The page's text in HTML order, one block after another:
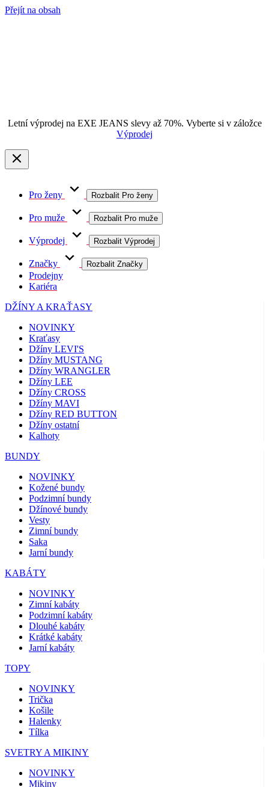
Přejít na obsah
Letní výprodej na EXE JEANS slevy až 70%. Vyberte si v záložce
Výprodej
Pro ženy Rozbalit Pro ženy
Pro muže Rozbalit Pro muže
Výprodej Rozbalit Výprodej
Značky Rozbalit Značky
Prodejny
Kariéra
DŽÍNY A KRAŤASY
NOVINKY
Kraťasy
Džíny LEVI'S
Džíny MUSTANG
Džíny WRANGLER
Džíny LEE
Džíny CROSS
Džíny MAVI
Džíny RED BUTTON
Džíny ostatní
Kalhoty
BUNDY
NOVINKY
Kožené bundy
Podzimní bundy
Džínové bundy
Vesty
Zimní bundy
Saka
Jarní bundy
KABÁTY
NOVINKY
Zimní kabáty
Podzimní kabáty
Dlouhé kabáty
Krátké kabáty
Jarní kabáty
TOPY
NOVINKY
Trička
Košile
Halenky
Tílka
SVETRY A MIKINY
NOVINKY
Mikiny